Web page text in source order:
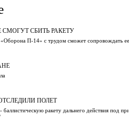
СБИТЬ РАКЕТУ
П-14» с трудом сможет сопровождать
ПОЛЕТ
ракету дальнего действия под